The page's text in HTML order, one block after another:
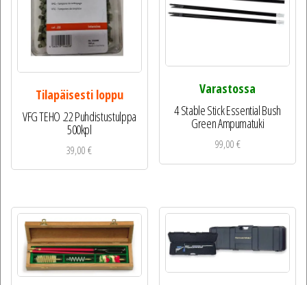
Tilapäisesti loppu
VFG TEHO .22 Puhdistustulppa
500kpl
39,00€
Varastossa
4 Stable Stick Essential Bush
Green Ampumatuki
99,00€